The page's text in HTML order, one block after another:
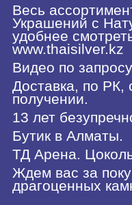
Весь
Украшений с
удобнее
www.thaisilver.kz
Видео по
Доставка, по РК,
получении.
13 лет
Бутик в Алматы.
ТД Арена.
Ждем вас за
драгоценных